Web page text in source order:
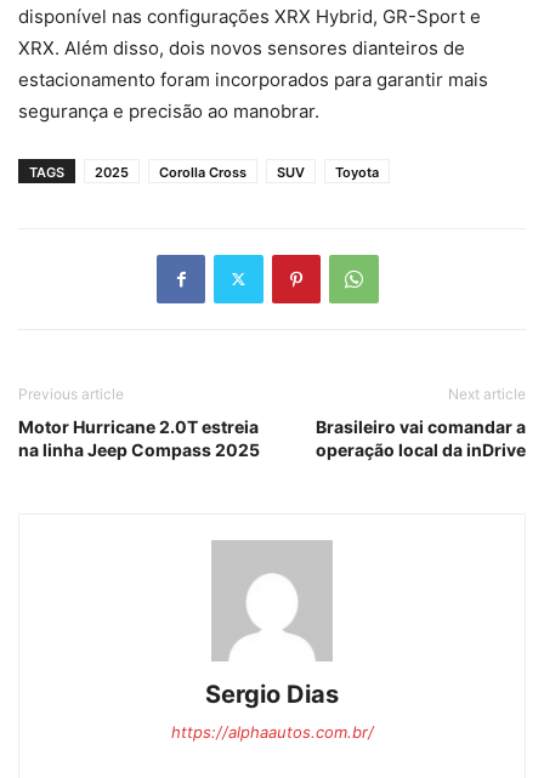
disponível nas configurações XRX Hybrid, GR-Sport e
XRX. Além disso, dois novos sensores dianteiros de
estacionamento foram incorporados para garantir mais
segurança e precisão ao manobrar.
TAGS 2025 Corolla Cross SUV Toyota
Previous article
Motor Hurricane 2.0T estreia
na linha Jeep Compass 2025
Next article
Brasileiro vai comandar a
operação local da inDrive
Sergio Dias
https://alphaautos.com.br/